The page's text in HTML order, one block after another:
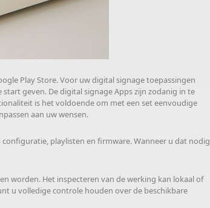
Play Store. Voor uw digital signage toepassingen
geven. De digital signage Apps zijn zodanig in te
is het voldoende om met een set eenvoudige
aan uw wensen.
playlisten en firmware. Wanneer u dat nodig
worden. Het inspecteren van de werking kan lokaal of
u volledige controle houden over de beschikbare